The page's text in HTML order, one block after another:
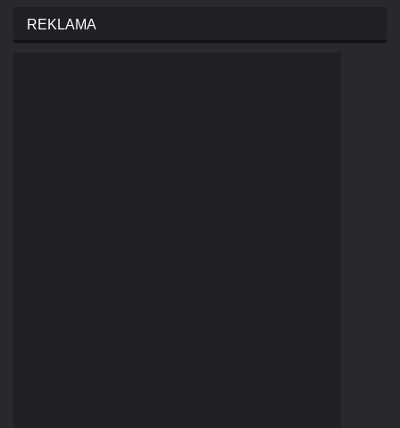
REKLAMA